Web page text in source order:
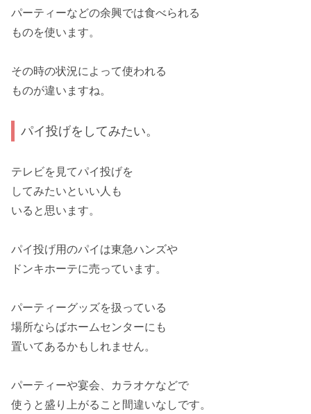
パーティーなどの余興では食べられる
ものを使います。
その時の状況によって使われる
ものが違いますね。
パイ投げをしてみたい。
テレビを見てパイ投げを
してみたいといい人も
いると思います。
パイ投げ用のパイは東急ハンズや
ドンキホーテに売っています。
パーティーグッズを扱っている
場所ならばホームセンターにも
置いてあるかもしれません。
パーティーや宴会、カラオケなどで
使うと盛り上がること間違いなしです。